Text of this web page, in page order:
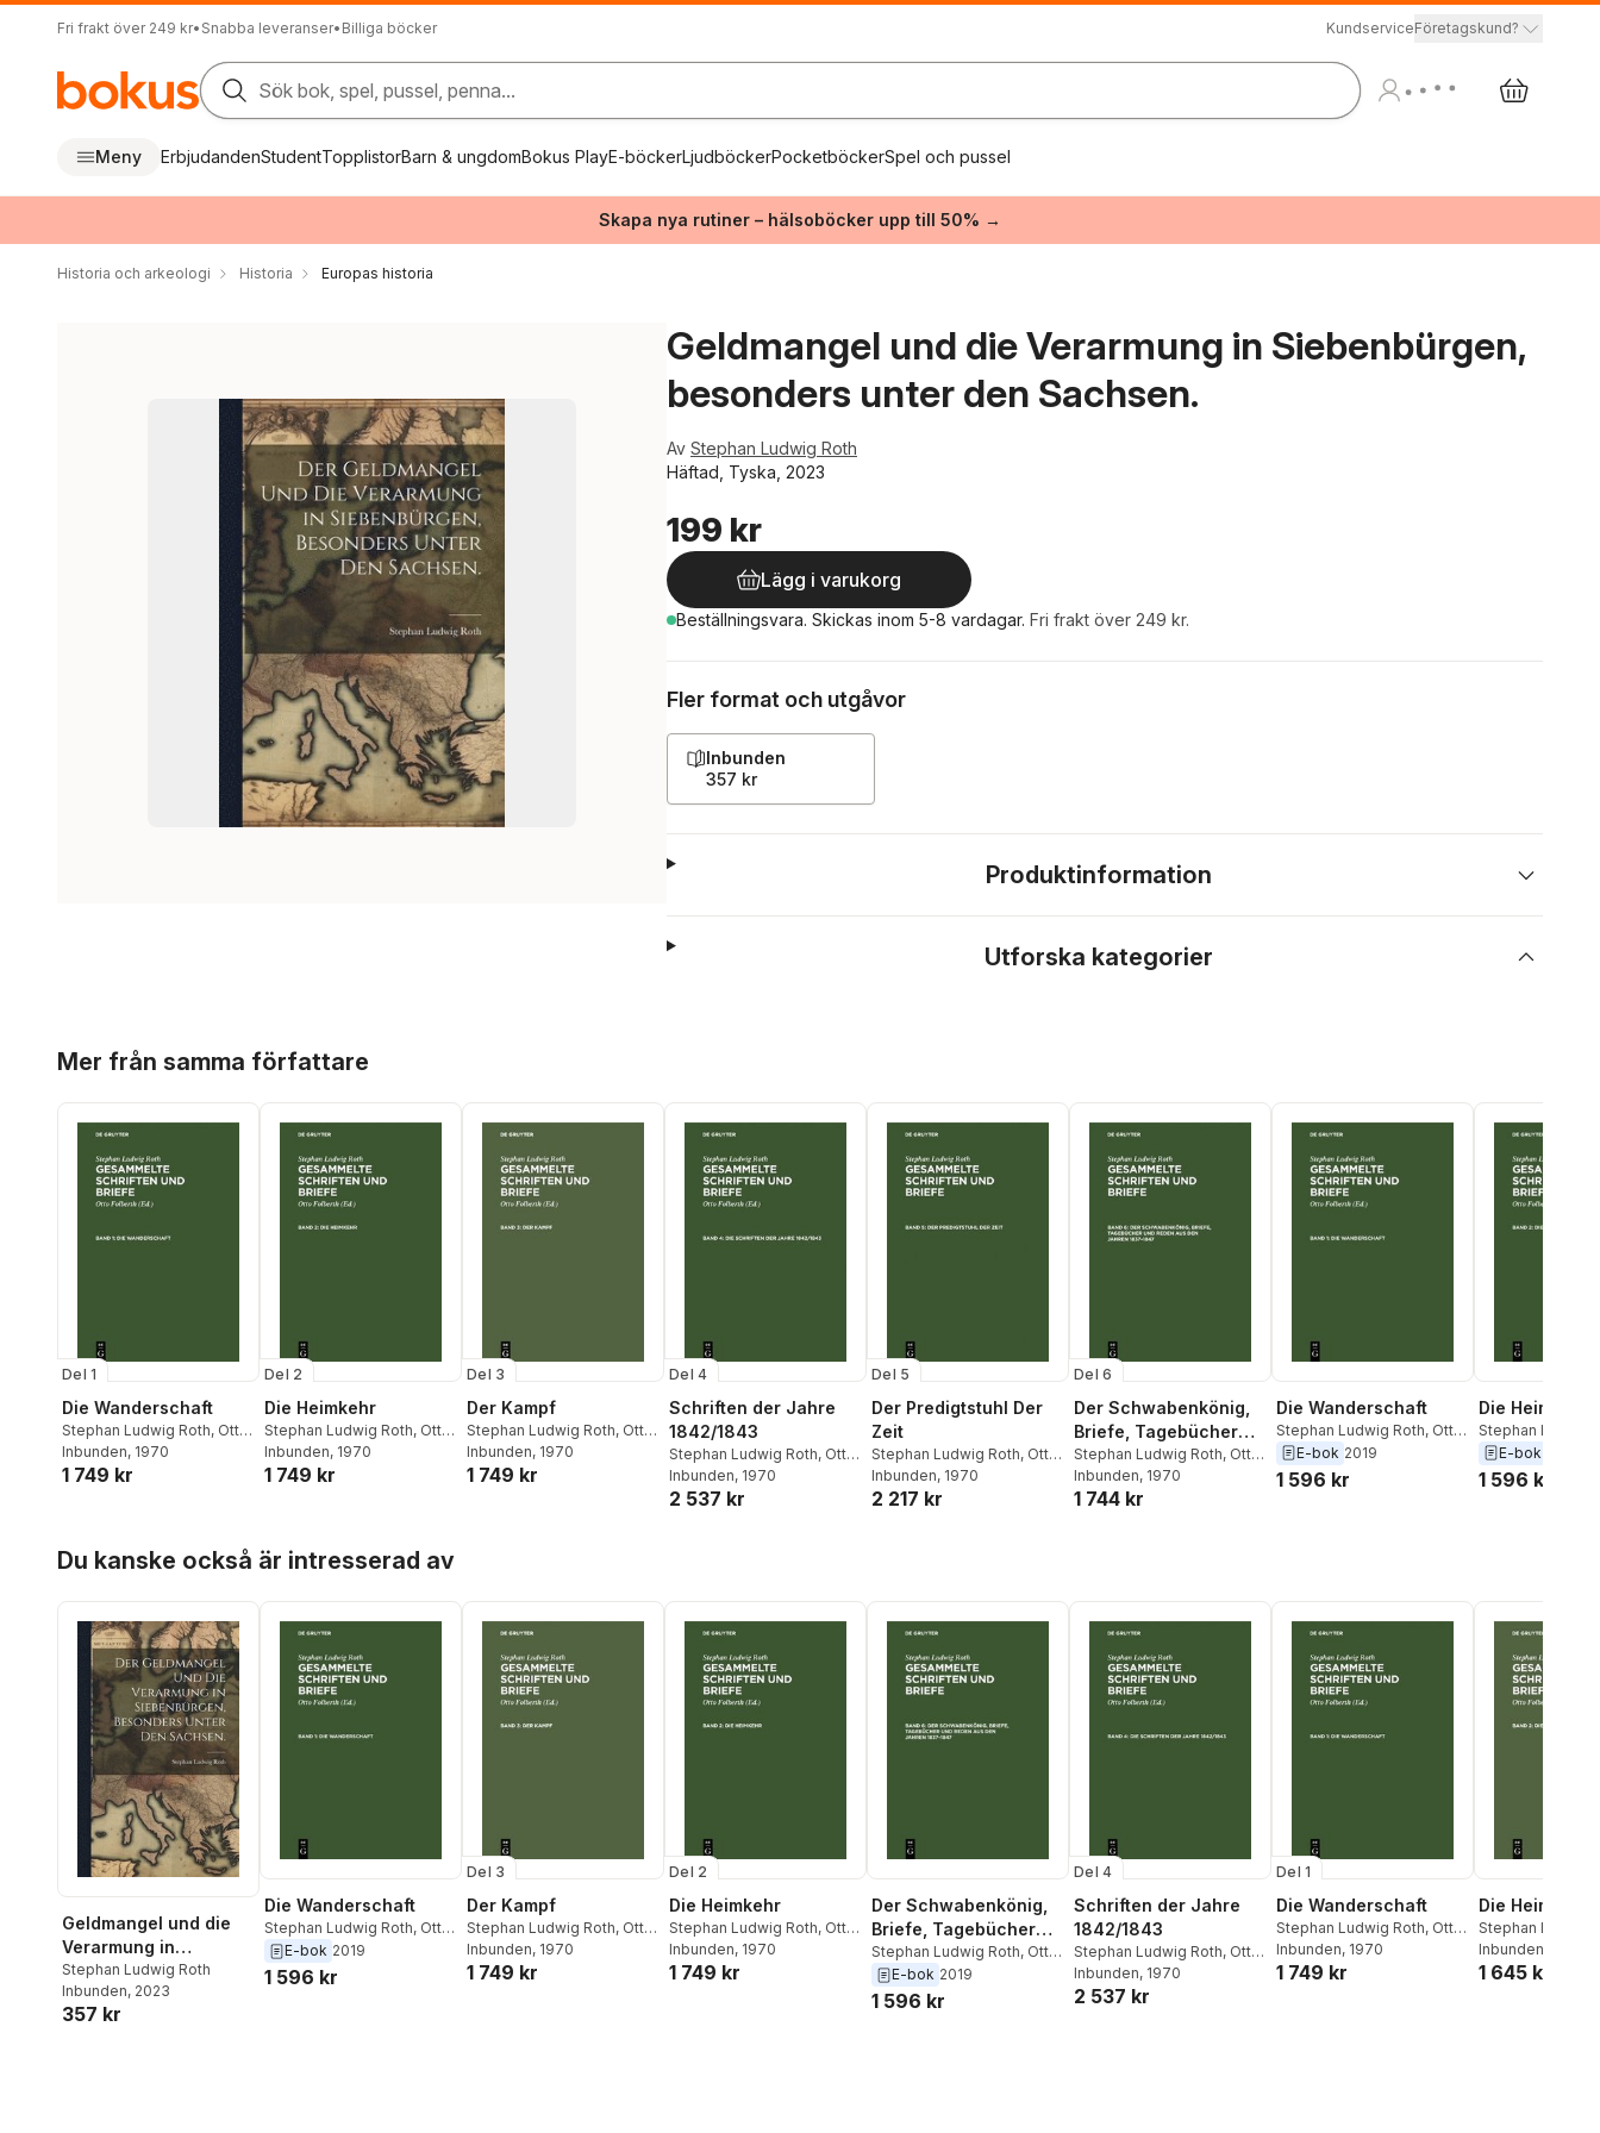
Fri frakt över 249 kr• Snabba leveranser• Billiga böcker KundserviceFöretagskund?
Sök bok, spel, pussel, penna...
Meny ErbjudandenStudentTopplistorBarn & ungdomBokus PlayE-böckerLjudböckerPocketböckerSpel och pussel
Skapa nya rutiner – hälsoböcker upp till 50% →
Historia och arkeologi Historia Europas historia
Geldmangel und die Verarmung in Siebenbürgen,
besonders unter den Sachsen.
Av Stephan Ludwig Roth
Häftad, Tyska, 2023
199 kr
Lägg i varukorg
Beställningsvara. Skickas inom 5-8 vardagar. Fri frakt över 249 kr.
Fler format och utgåvor
Inbunden
357 kr
Produktinformation
Utforska kategorier
Mer från samma författare
Del 1
Die Wanderschaft
Stephan Ludwig Roth, Otto
Folberth
Inbunden, 1970
1 749 kr
Del 2
Die Heimkehr
Stephan Ludwig Roth, Otto
Folberth
Inbunden, 1970
1 749 kr
Del 3
Der Kampf
Stephan Ludwig Roth, Otto
Folberth
Inbunden, 1970
1 749 kr
Del 4
Schriften der Jahre
1842/1843
Stephan Ludwig Roth, Otto
Folberth
Inbunden, 1970
2 537 kr
Del 5
Der Predigtstuhl Der
Zeit
Stephan Ludwig Roth, Otto
Folberth
Inbunden, 1970
2 217 kr
Del 6
Der Schwabenkönig,
Briefe, Tagebücher
Und Reden Aus Den
Jahren 1837-1847
Stephan Ludwig Roth, Otto
Folberth
Inbunden, 1970
1 744 kr
Die Wanderschaft
Stephan Ludwig Roth, Otto
Folberth
E-bok 2019
1 596 kr
Die Heimkehr
Stephan Ludwig
Folberth
E-bok
1 596 kr
Du kanske också är intresserad av
Geldmangel und die
Verarmung in
Siebenbürgen,
besonders unter den
Sachsen.
Stephan Ludwig Roth
Inbunden, 2023
357 kr
Die Wanderschaft
Stephan Ludwig Roth, Otto
Folberth
E-bok 2019
1 596 kr
Del 3
Der Kampf
Stephan Ludwig Roth, Otto
Folberth
Inbunden, 1970
1 749 kr
Del 2
Die Heimkehr
Stephan Ludwig Roth, Otto
Folberth
Inbunden, 1970
1 749 kr
Der Schwabenkönig,
Briefe, Tagebücher
und Reden aus den
Jahren 1837–1847
Stephan Ludwig Roth, Otto
Folberth
E-bok 2019
1 596 kr
Del 4
Schriften der Jahre
1842/1843
Stephan Ludwig Roth, Otto
Folberth
Inbunden, 1970
2 537 kr
Del 1
Die Wanderschaft
Stephan Ludwig Roth, Otto
Folberth
Inbunden, 1970
1 749 kr
Die Heimkehr
Stephan Ludwig
Folberth
Inbunden
1 645 kr